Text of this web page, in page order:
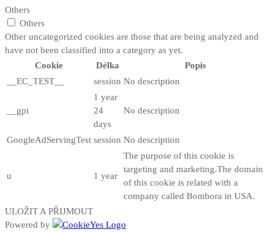
Others
Others
Other uncategorized cookies are those that are being analyzed and
have not been classified into a category as yet.
Cookie
Délka
Popis
__EC_TEST__
session No description
__gpi
1 year
24
days
No description
GoogleAdServingTest session No description
u 1 year
The purpose of this cookie is
targeting and marketing.The domain
of this cookie is related with a
company called Bombora in USA.
ULOŽIT A PŘIJMOUT
Powered by